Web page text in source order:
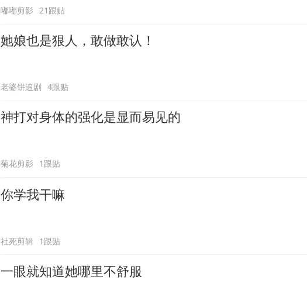
嘟嘟剪影 21跟贴
她娘也是狠人，敢做敢认！
老婆饼追剧 4跟贴
神打对身体的强化是显而易见的
菊花剪影 1跟贴
你学我干嘛
社死剪辑 1跟贴
一眼就知道她哪里不舒服